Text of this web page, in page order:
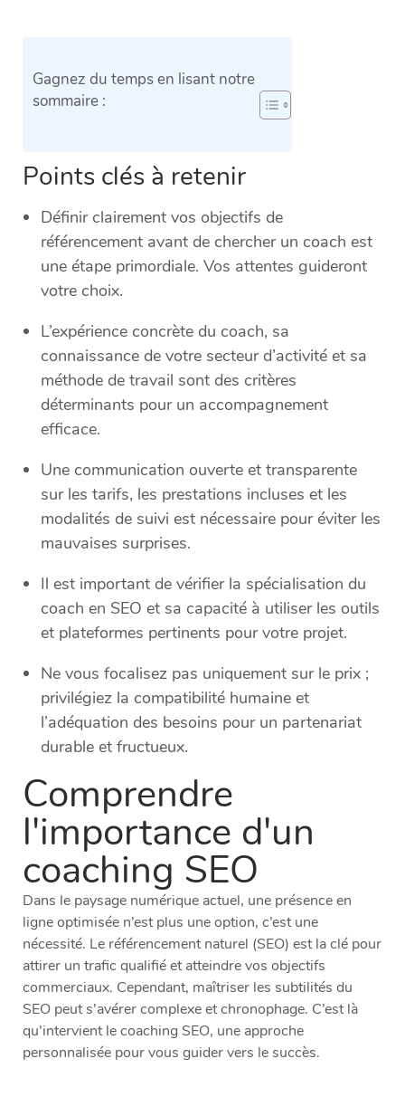
Gagnez du temps en lisant notre
sommaire :
Points clés à retenir
Définir clairement vos objectifs de
référencement avant de chercher un coach est
une étape primordiale. Vos attentes guideront
votre choix.
L’expérience concrète du coach, sa
connaissance de votre secteur d’activité et sa
méthode de travail sont des critères
déterminants pour un accompagnement
efficace.
Une communication ouverte et transparente
sur les tarifs, les prestations incluses et les
modalités de suivi est nécessaire pour éviter les
mauvaises surprises.
Il est important de vérifier la spécialisation du
coach en SEO et sa capacité à utiliser les outils
et plateformes pertinents pour votre projet.
Ne vous focalisez pas uniquement sur le prix ;
privilégiez la compatibilité humaine et
l’adéquation des besoins pour un partenariat
durable et fructueux.
Comprendre
l'importance d'un
coaching SEO
Dans le paysage numérique actuel, une présence en
ligne optimisée n’est plus une option, c’est une
nécessité. Le référencement naturel (SEO) est la clé pour
attirer un trafic qualifié et atteindre vos objectifs
commerciaux. Cependant, maîtriser les subtilités du
SEO peut s’avérer complexe et chronophage. C’est là
qu’intervient le coaching SEO, une approche
personnalisée pour vous guider vers le succès.